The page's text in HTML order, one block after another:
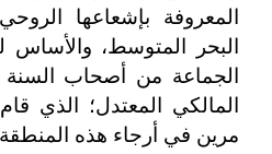
المعروفة بإشعاعها
البحر المتوسط،
الجماعة من أصحاب السنة
المالكي المعتدل؛ الذي
مرين في أرجاء هذه